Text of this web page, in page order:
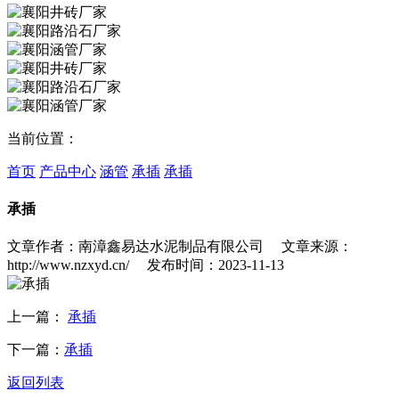
当前位置：
首页 产品中心 涵管 承插 承插
承插
文章作者：南漳鑫易达水泥制品有限公司 文章来源：
http://www.nzxyd.cn/ 发布时间：2023-11-13
上一篇： 承插
下一篇： 承插
返回列表